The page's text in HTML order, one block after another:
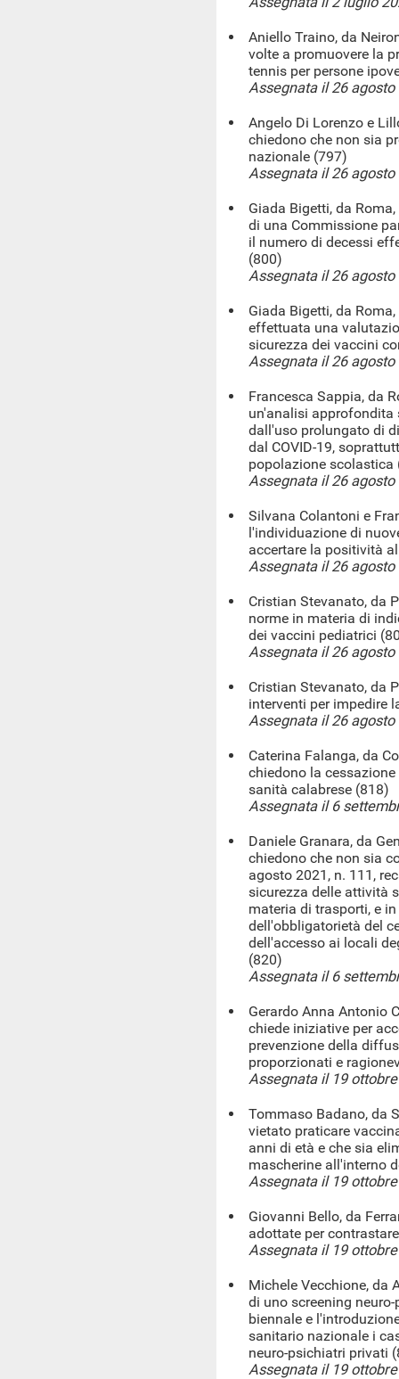
Aniello Traino, da
volte a promuovere la
tennis per persone
Assegnata il 26 agosto
Angelo Di Lorenzo e
chiedono che non sia
nazionale (797)
Assegnata il 26 agosto
Giada Bigetti, da
di una Commissione
il numero di decessi
(800)
Assegnata il 26 agosto
Giada Bigetti, da
effettuata una
sicurezza dei vaccini
Assegnata il 26 agosto
Francesca Sappia, da
un'analisi approfondita
dall'uso prolungato di
dal COVID-19,
popolazione scolastica
Assegnata il 26 agosto
Silvana Colantoni e
l'individuazione di
accertare la positività
Assegnata il 26 agosto
Cristian Stevanato, da
norme in materia di
dei vaccini pediatrici
Assegnata il 26 agosto
Cristian Stevanato, da
interventi per impedire
Assegnata il 26 agosto
Caterina Falanga, da
chiedono la
sanità calabrese (818)
Assegnata il 6
Daniele Granara, da
chiedono che non sia
agosto 2021, n. 111,
sicurezza delle attività
materia di trasporti, e
dell'obbligatorietà del
dell'accesso ai locali
(820)
Assegnata il 6
Gerardo Anna Antonio
chiede iniziative per
prevenzione della
proporzionati e
Assegnata il 19
Tommaso Badano, da
vietato praticare
anni di età e che sia
mascherine all'interno
Assegnata il 19
Giovanni Bello, da
adottate per
Assegnata il 19
Michele Vecchione, da
di uno screening
biennale e
sanitario nazionale i
neuro-psichiatri privati
Assegnata il 19